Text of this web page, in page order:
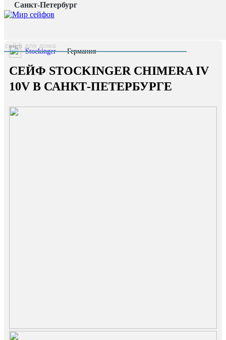
Санкт-Петербург
Главная страница /
Каталог /
Stockinger— Германия
СЕЙФ STOCKINGER CHIMERA IV
10V В САНКТ-ПЕТЕРБУРГЕ